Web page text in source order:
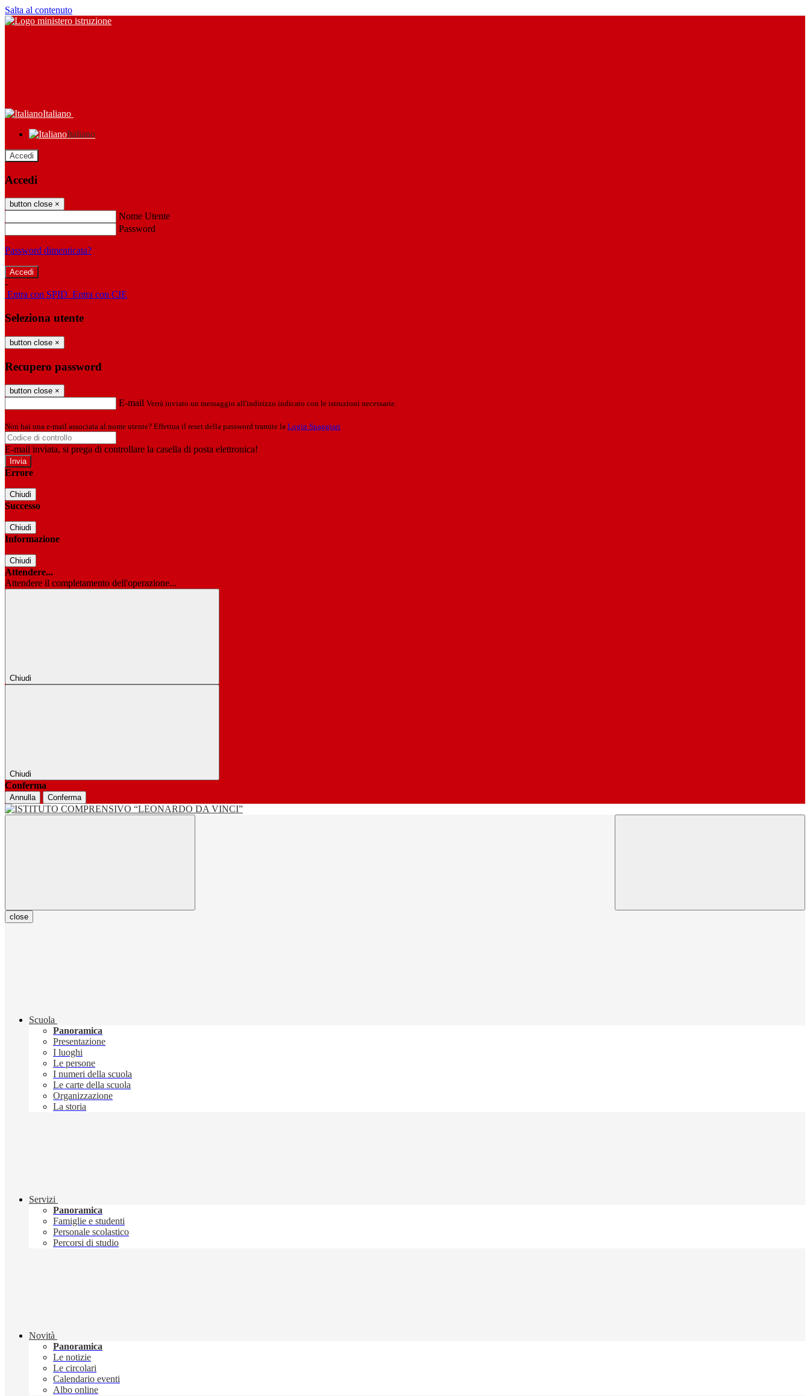
Salta al contenuto
Italiano
Italiano
Accedi
Accedi
button close ×
Nome Utente
Password
Password dimenticata?
-
Entra con SPID Entra con CIE
Seleziona utente
button close ×
Recupero password
button close ×
E-mail Verrà inviato un messaggio all'indirizzo indicato con le istruzioni necessarie.
Non hai una e-mail associata al nome utente? Effettua il reset della password tramite la Login Spaggiari
E-mail inviata, si prega di controllare la casella di posta elettronica!
Errore
Chiudi
Successo
Chiudi
Informazione
Chiudi
Attendere...
Attendere il completamento dell'operazione...
Chiudi
Chiudi
Conferma
Annulla Conferma
close
Scuola
Panoramica
Presentazione
I luoghi
Le persone
I numeri della scuola
Le carte della scuola
Organizzazione
La storia
Servizi
Panoramica
Famiglie e studenti
Personale scolastico
Percorsi di studio
Novità
Panoramica
Le notizie
Le circolari
Calendario eventi
Albo online